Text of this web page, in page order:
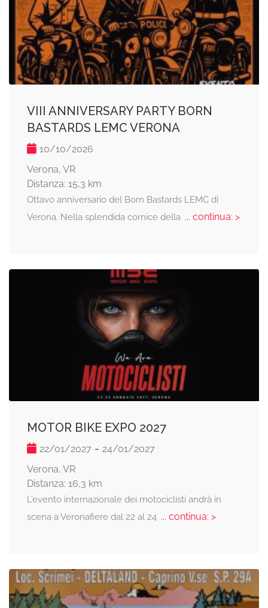
VIII ANNIVERSARY PARTY BORN
BASTARDS LEMC VERONA
10/10/2026
Verona, VR
Distanza: 15,3 km
Ottavo anniversario del Born Bastards LEMC di
Verona. Nella splendida cornice della ... continua: >
MOTOR BIKE EXPO 2027
22/01/2027 - 24/01/2027
Verona, VR
Distanza: 16,3 km
L’evento internazionale dei motociclisti andrà in
scena a Veronafiere dal 22 al 24... continua: >